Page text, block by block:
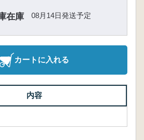
在庫
08月14日発送予定
カートに入れる
内容